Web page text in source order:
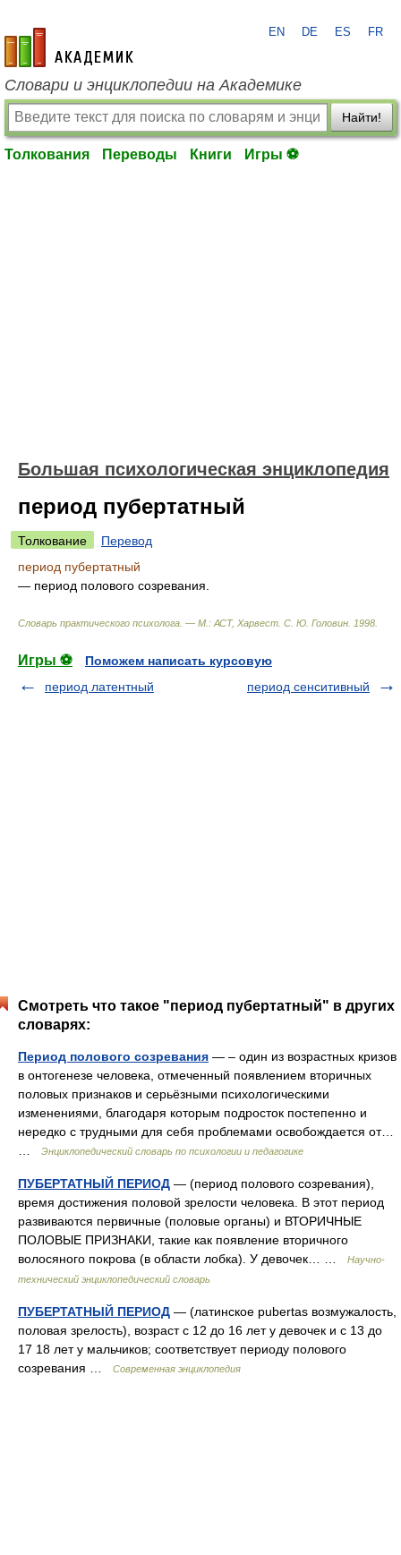
academic.ru
EN DE ES FR
Словари и энциклопедии на Академике
Найти!
Толкования Переводы Книги Игры ⚽
Большая психологическая энциклопедия
период пубертатный
Толкование
Перевод
период пубертатный
— период полового созревания.
Словарь практического психолога. — М.: АСТ, Харвест С. Ю. Головин 1998
Игры ⚽
Поможем написать курсовую
период латентный
период сенситивный
Смотреть что такое "период пубертатный" в других
словарях:
Период полового созревания — – один из возрастных кризов
в онтогенезе человека, отмеченный появлением вторичных
половых признаков и серьёзными психологическими
изменениями, благодаря которым подросток постепенно и
нередко с трудными для себя проблемами освобождается от…
Энциклопедический словарь по психологии и педагогике
ПУБЕРТАТНЫЙ ПЕРИОД — (период полового созревания),
время достижения половой зрелости человека. В этот период
развиваются первичные (половые органы) и ВТОРИЧНЫЕ
ПОЛОВЫЕ ПРИЗНАКИ, такие как появление вторичного
волосяного покрова (в области лобка). У девочек… …
Научно-
технический энциклопедический словарь
ПУБЕРТАТНЫЙ ПЕРИОД — (латинское pubertas возмужалость,
половая зрелость), возраст с 12 до 16 лет у девочек и с 13 до
17 18 лет у мальчиков; соответствует периоду полового
созревания …
Современная энциклопедия